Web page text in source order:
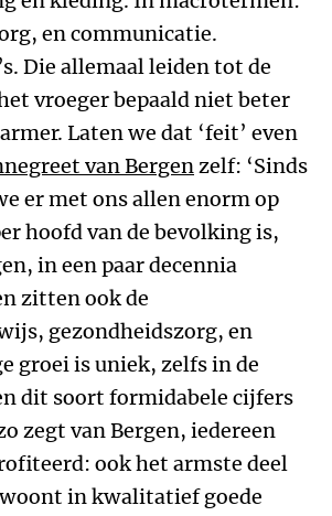
en communicatie.
Die allemaal leiden tot de
vroeger bepaald niet beter
Laten we dat ‘feit’ even
van Bergenzelf: ‘Sinds
er met ons allen enorm op
hoofd van de bevolking is,
in een paar decennia
zitten ook de
gezondheidszorg, en
groei is uniek, zelfs in de
dit soort formidabele cijfers
zegt van Bergen, iedereen
ook het armste deel
in kwalitatief goede